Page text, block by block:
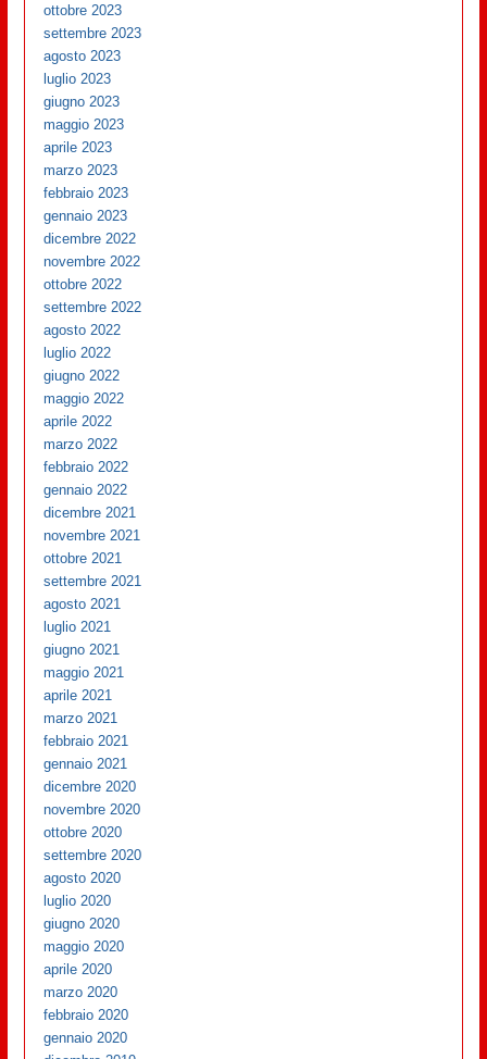
ottobre 2023
settembre 2023
agosto 2023
luglio 2023
giugno 2023
maggio 2023
aprile 2023
marzo 2023
febbraio 2023
gennaio 2023
dicembre 2022
novembre 2022
ottobre 2022
settembre 2022
agosto 2022
luglio 2022
giugno 2022
maggio 2022
aprile 2022
marzo 2022
febbraio 2022
gennaio 2022
dicembre 2021
novembre 2021
ottobre 2021
settembre 2021
agosto 2021
luglio 2021
giugno 2021
maggio 2021
aprile 2021
marzo 2021
febbraio 2021
gennaio 2021
dicembre 2020
novembre 2020
ottobre 2020
settembre 2020
agosto 2020
luglio 2020
giugno 2020
maggio 2020
aprile 2020
marzo 2020
febbraio 2020
gennaio 2020